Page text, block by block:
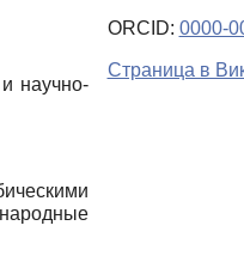
научно-
ORCID: 0000-
Страница в